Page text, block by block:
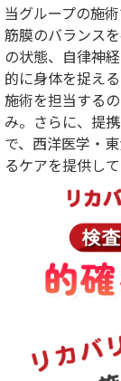
当グループの施
筋膜のバランス
の状態、自律神
的に身体を捉え
施術を担当する
み。さらに、提
で、西洋医学・
るケアを提供して